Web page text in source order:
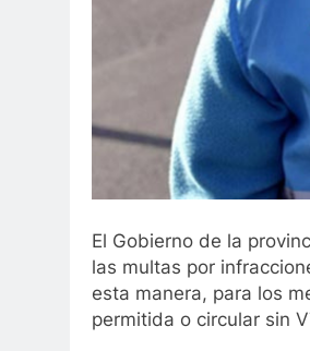
El Gobierno de la
las multas por
esta manera, para los
permitida o circular sin